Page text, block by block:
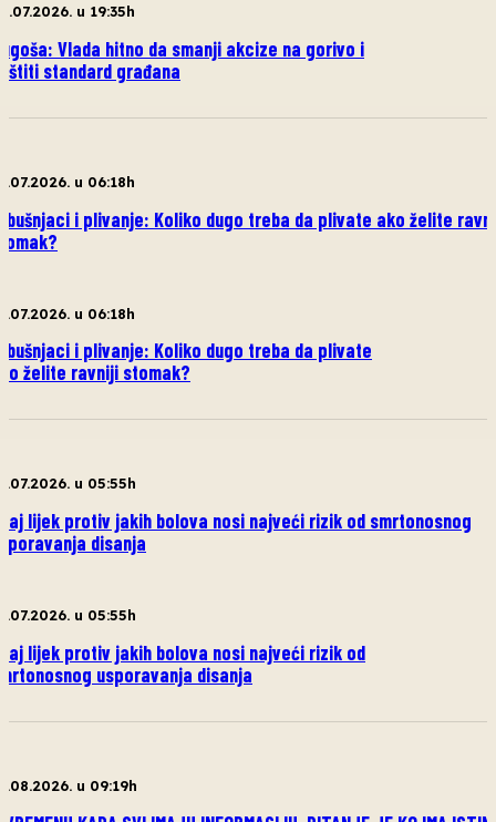
u 19:35h
Vlada hitno da smanji akcize na gorivo i
standard građana
u 06:18h
i plivanje: Koliko dugo treba da plivate ako želite
u 06:18h
i plivanje: Koliko dugo treba da plivate
želite ravniji stomak?
u 05:55h
lijek protiv jakih bolova nosi najveći rizik od smrtonosnog
disanja
u 05:55h
lijek protiv jakih bolova nosi najveći rizik od
usporavanja disanja
u 09:19h